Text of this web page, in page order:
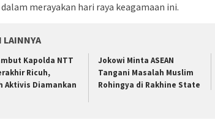
merayakan hari raya keagamaan ini.
LAINNYA
Kapolda NTT
Ricuh,
Aktivis Diamankan
Jokowi Minta ASEAN
Tangani Masalah Muslim
Rohingya di Rakhine State